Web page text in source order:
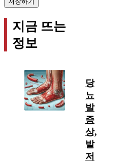
지금 뜨는
정보
당
뇨
발
증
상,
발
저